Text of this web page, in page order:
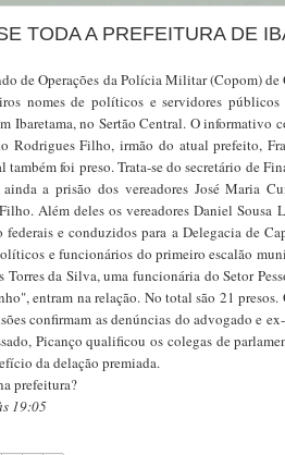
TODA A PREFEITURA DE
de Operações da Polícia Militar (Copom)
nomes de políticos e servidores
Ibaretama, no Sertão Central. O informativo
Rodrigues Filho, irmão do atual prefeito,
também foi preso. Trata-se do secretário de
a prisão dos vereadores José Maria
Além deles os vereadores Daniel Sousa
federais e conduzidos para a Delegacia de
e funcionários do primeiro escalão
Torres da Silva, uma funcionária do Setor
entram na relação. No total são 21 presos.
confirmam as denúncias do advogado e
Picanço qualificou os colegas de
da delação premiada.
prefeitura?
19:05